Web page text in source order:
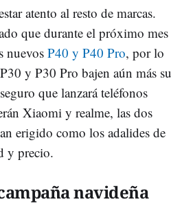
atento al resto de marcas.
que durante el próximo mes
nuevos P40 y P40 Pro, por lo
y P30 Pro bajen aún más su
que lanzará teléfonos
Xiaomi y realme, las dos
erigido como los adalides de
y precio.
navideña